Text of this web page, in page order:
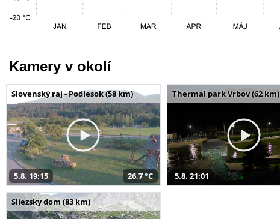
Kamery v okolí
Slovenský raj - Podlesok (58 km)
5.8. 19:15 26,7 °C
Thermal park Vrbov (62 km)
5.8. 21:01
Sliezsky dom (83 km)